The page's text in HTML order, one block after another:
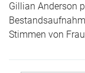
Gillian Anderson
Stimmen von